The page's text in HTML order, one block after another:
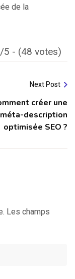
de la
5 - (48 votes)
Next Post
créer une
méta-description
optimisée SEO ?
Les champs